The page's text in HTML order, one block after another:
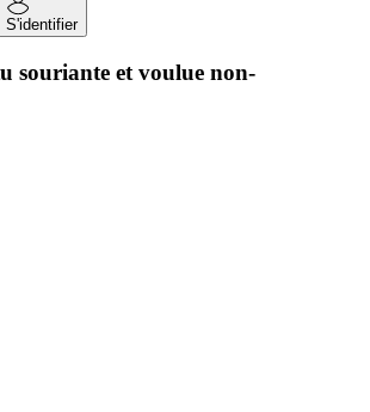
S'identifier
souriante et voulue non-